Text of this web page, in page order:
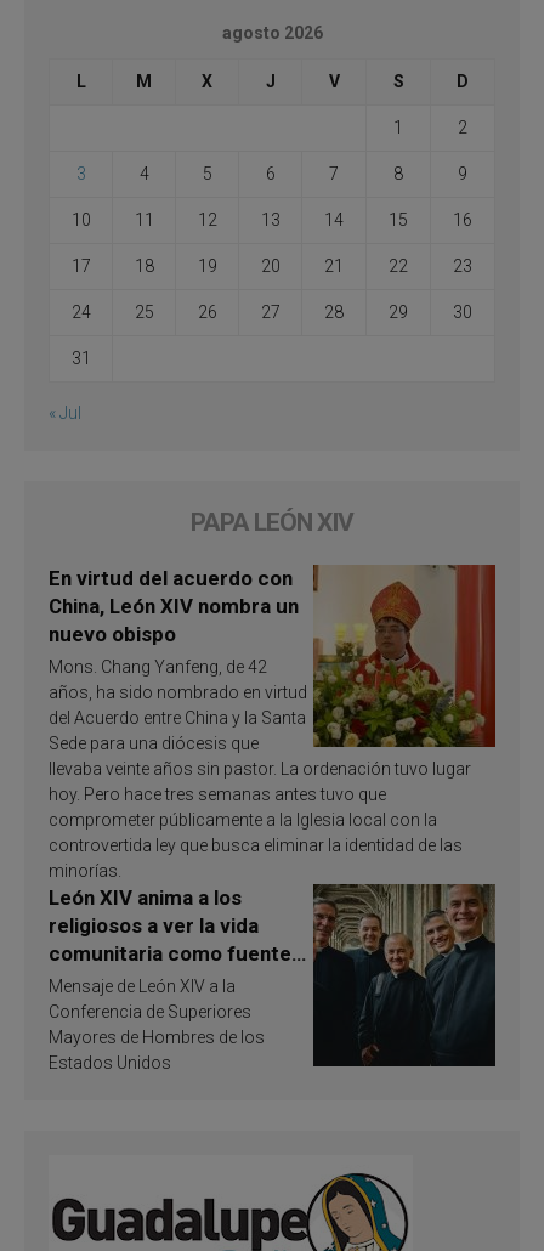
agosto 2026
L M X J V S D
1 2
3 4 5 6 7 8 9
10 11 12 13 14 15 16
17 18 19 20 21 22 23
24 25 26 27 28 29 30
31
« Jul
PAPA LEÓN XIV
En virtud del acuerdo con
China, León XIV nombra un
nuevo obispo
Mons. Chang Yanfeng, de 42
años, ha sido nombrado en virtud
del Acuerdo entre China y la Santa
Sede para una diócesis que
llevaba veinte años sin pastor. La ordenación tuvo lugar
hoy. Pero hace tres semanas antes tuvo que
comprometer públicamente a la Iglesia local con la
controvertida ley que busca eliminar la identidad de las
minorías.
León XIV anima a los
religiosos a ver la vida
comunitaria como fuente
de inspiración y
santificación
Mensaje de León XIV a la
Conferencia de Superiores
Mayores de Hombres de los
Estados Unidos